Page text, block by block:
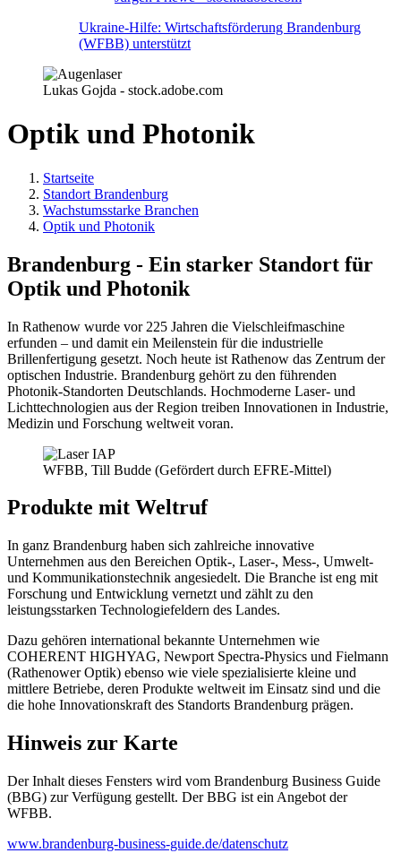
Ukraine-Hilfe: Wirtschaftsförderung Brandenburg
(WFBB) unterstützt
Lukas Gojda - stock.adobe.com
Optik und Photonik
Startseite
Standort Brandenburg
Wachstumsstarke Branchen
Optik und Photonik
Brandenburg - Ein starker Standort für
Optik und Photonik
In Rathenow wurde vor 225 Jahren die Vielschleifmaschine
erfunden – und damit ein Meilenstein für die industrielle
Brillenfertigung gesetzt. Noch heute ist Rathenow das Zentrum der
optischen Industrie. Brandenburg gehört zu den führenden
Photonik-Standorten Deutschlands. Hochmoderne Laser- und
Lichttechnologien aus der Region treiben Innovationen in Industrie,
Medizin und Forschung weltweit voran.
WFBB, Till Budde (Gefördert durch EFRE-Mittel)
Produkte mit Weltruf
In ganz Brandenburg haben sich zahlreiche innovative
Unternehmen aus den Bereichen Optik-, Laser-, Mess-, Umwelt-
und Kommunikationstechnik angesiedelt. Die Branche ist eng mit
Forschung und Entwicklung vernetzt und zählt zu den
leistungsstarken Technologiefeldern des Landes.
Dazu gehören international bekannte Unternehmen wie
COHERENT HIGHYAG, Newport Spectra-Physics und Fielmann
(Rathenower Optik) ebenso wie viele spezialisierte kleine und
mittlere Betriebe, deren Produkte weltweit im Einsatz sind und die
die hohe Innovationskraft des Standorts Brandenburg prägen.
Hinweis zur Karte
Der Inhalt dieses Fensters wird vom Brandenburg Business Guide
(BBG) zur Verfügung gestellt. Der BBG ist ein Angebot der
WFBB.
www.brandenburg-business-guide.de/datenschutz